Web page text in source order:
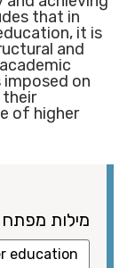
that in
it is
and
on
their
of higher
מילות מפתח
education